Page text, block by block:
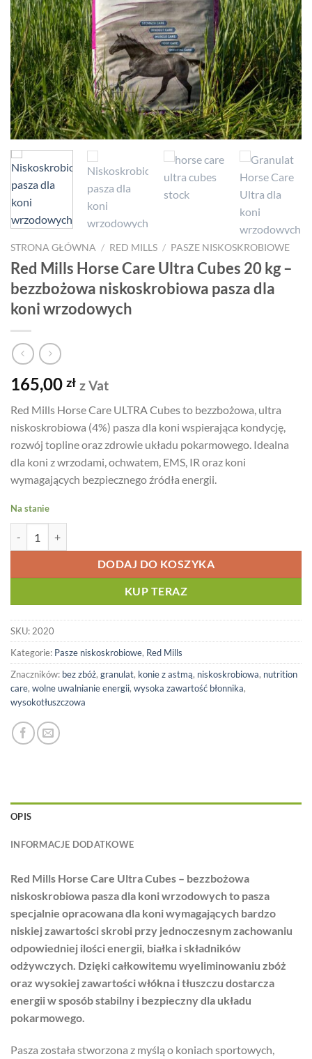
STRONA GŁÓWNA / RED MILLS / PASZE NISKOSKROBIOWE
Red Mills Horse Care Ultra Cubes 20 kg –
bezzbożowa niskoskrobiowa pasza dla
koni wrzodowych
165,00 zł z Vat
Red Mills Horse Care ULTRA Cubes to bezzbożowa, ultra
niskoskrobiowa (4%) pasza dla koni wspierająca kondycję,
rozwój topline oraz zdrowie układu pokarmowego. Idealna
dla koni z wrzodami, ochwatem, EMS, IR oraz koni
wymagających bezpiecznego źródła energii.
Na stanie
DODAJ DO KOSZYKA
KUP TERAZ
SKU: 2020
Kategorie: Pasze niskoskrobiowe, Red Mills
Znaczników: bez zbóż, granulat, konie z astmą, niskoskrobiowa, nutrition
care, wolne uwalnianie energii, wysoka zawartość błonnika,
wysokotłuszczowa
OPIS
INFORMACJE DODATKOWE
Red Mills Horse Care Ultra Cubes – bezzbożowa
niskoskrobiowa pasza dla koni wrzodowych to pasza
specjalnie opracowana dla koni wymagających bardzo
niskiej zawartości skrobi przy jednoczesnym zachowaniu
odpowiedniej ilości energii, białka i składników
odżywczych. Dzięki całkowitemu wyeliminowaniu zbóż
oraz wysokiej zawartości włókna i tłuszczu dostarcza
energii w sposób stabilny i bezpieczny dla układu
pokarmowego.
Pasza została stworzona z myślą o koniach sportowych,